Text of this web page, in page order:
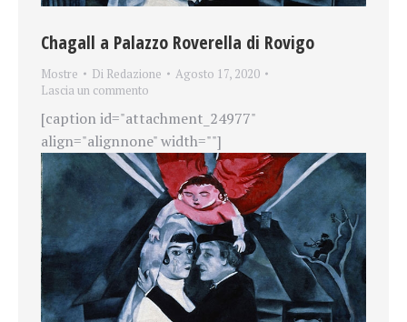
Chagall a Palazzo Roverella di Rovigo
Mostre Di Redazione
Agosto 17, 2020
Lascia un commento
[caption id="attachment_24977"
align="alignnone" width=""]